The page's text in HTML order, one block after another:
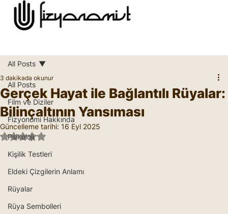
All Posts
Film ve Diziler
Fizyonomi Hakkında
Psikoloji
Kişilik Testleri
Eldeki Çizgilerin Anlamı
Rüyalar
Rüya Sembolleri
All Posts
Gerçek Hayat ile Bağlantılı Rüyalar:
Bilinçaltının Yansıması
3 dakikada okunur
Güncelleme tarihi: 16 Eyl 2025
5 üzerinden NaN yıldız